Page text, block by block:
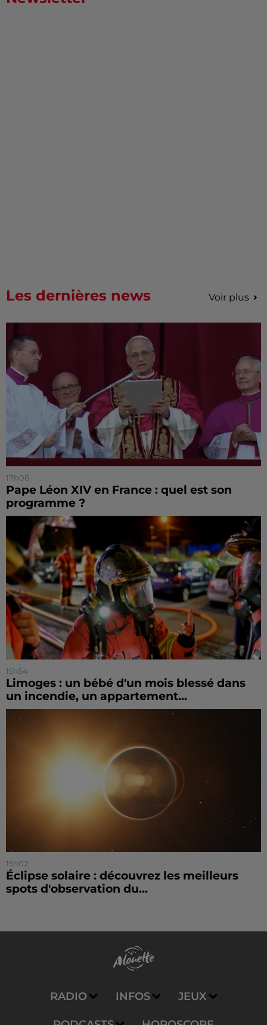
Les dernières news Voir plus
17h06
Pape Léon XIV en France : quel est son
programme ?
15h54
Limoges : un bébé d'un mois blessé dans
un incendie, un appartement...
15h02
Éclipse solaire : découvrez les meilleurs
spots d'observation du...
RADIO INFOS JEUX